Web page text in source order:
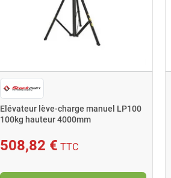
Elévateur lève-charge manuel LP100
100kg hauteur 4000mm
508,82 € TTC